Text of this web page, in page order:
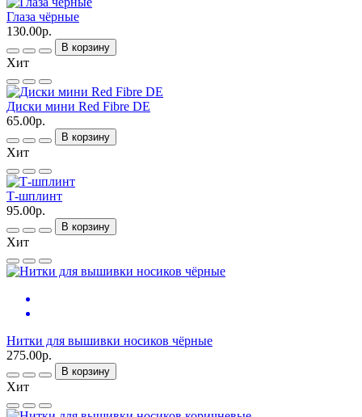
Глаза чёрные
130.00р.
В корзину
Хит
Диски мини Red Fibre DE
65.00р.
В корзину
Хит
Т-шплинт
95.00р.
В корзину
Хит
Нитки для вышивки носиков чёрные
275.00р.
В корзину
Хит